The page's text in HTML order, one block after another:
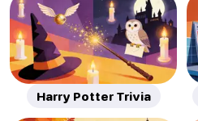
Harry Potter Trivia